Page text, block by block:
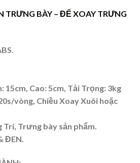
TRƯNG BÀY – ĐẾ XOAY TRƯNG
Cao: 5cm, Tải Trọng: 3kg
vòng, Chiều Xoay Xuôi hoặc
Trí, Trưng bày sản phẩm.
ĐEN.